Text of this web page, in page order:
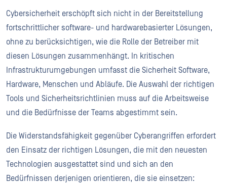
Cybersicherheit erschöpft sich nicht in der Bereitstellung
fortschrittlicher software- und hardwarebasierter Lösungen,
ohne zu berücksichtigen, wie die Rolle der Betreiber mit
diesen Lösungen zusammenhängt. In kritischen
Infrastrukturumgebungen umfasst die Sicherheit Software,
Hardware, Menschen und Abläufe. Die Auswahl der richtigen
Tools und Sicherheitsrichtlinien muss auf die Arbeitsweise
und die Bedürfnisse der Teams abgestimmt sein.
Die Widerstandsfähigkeit gegenüber Cyberangriffen erfordert
den Einsatz der richtigen Lösungen, die mit den neuesten
Technologien ausgestattet sind und sich an den
Bedürfnissen derjenigen orientieren, die sie einsetzen: